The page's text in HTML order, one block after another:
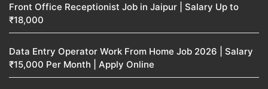
Front Office Receptionist Job in Jaipur | Salary Up to
₹18,000
Data Entry Operator Work From Home Job 2026 | Salary
₹15,000 Per Month | Apply Online